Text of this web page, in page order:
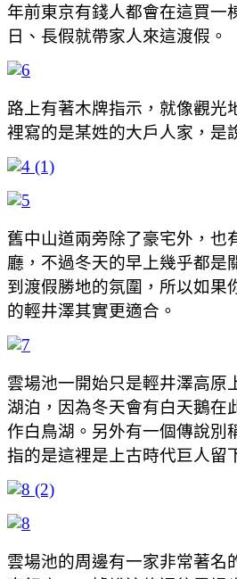
年前東京有錢人都會在這買一
日、長假就帶家人來這渡假。
路上有著木牌指示，就像觀光
裡寫的是某姓的大戶人家，是
舊中山道兩旁除了豪宅外，也
廳，不過冬天的早上幾乎都是
到渡假勝地的氛圍，所以如果
的輕井澤其實更適合。
雲場池一開始只是輕井澤高原
湖泊，因為冬天會有白天鵝在
作白鳥湖。另外有一個傳說別
指的是這裡是上古時代巨人留
雲場池的周邊有一家非常著名